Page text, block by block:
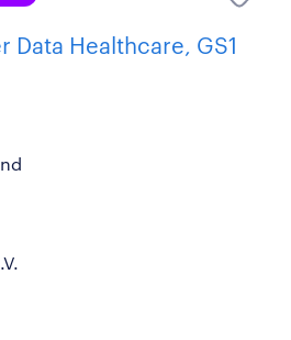
Data Healthcare, GS1